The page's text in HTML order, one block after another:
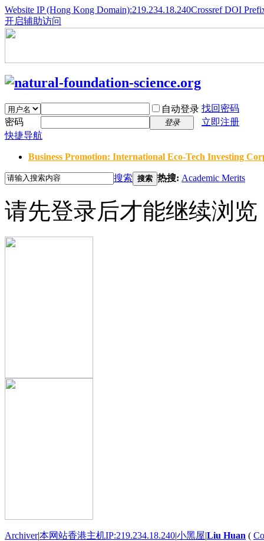
Website IP (Hong Kong Domain):219.234.18.240Crossref DOI
开启辅助访问
自动登录 找回密码
密码
登录
立即注册
快捷导航
Business Promotion: International Eco-Tech Investing
搜索 搜索 热搜: Academic Merits
请先登录后才能继续浏览
Archiver|本网站香港主机IP:219.234.18.240|小黑屋|Liu Huan (